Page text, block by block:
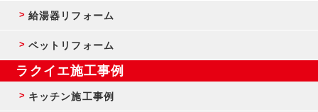
給湯器リフォーム
ペットリフォーム
ラクイエ施工事例
キッチン施工事例